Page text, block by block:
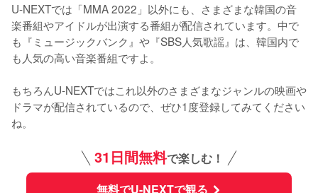
U-NEXTでは「MMA 2022」以外にも、さまざまな韓国の音
楽番組やアイドルが出演する番組が配信されています。中で
も『ミュージックバンク』や『SBS人気歌謡』は、韓国内で
も人気の高い音楽番組ですよ。
もちろんU-NEXTではこれ以外のさまざまなジャンルの映画や
ドラマが配信されているので、ぜひ1度登録してみてください
ね。
31日間無料で楽しむ！
無料でU-NEXTで観る